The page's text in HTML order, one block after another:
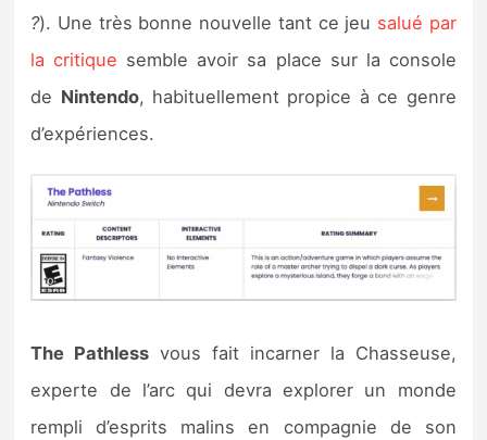
Sorties de jeux
Bons plans
Guides
?). Une très bonne nouvelle tant ce jeu salué par
la critique semble avoir sa place sur la console
de Nintendo, habituellement propice à ce genre
d’expériences.
The Pathless vous fait incarner la Chasseuse,
experte de l’arc qui devra explorer un monde
rempli d’esprits malins en compagnie de son